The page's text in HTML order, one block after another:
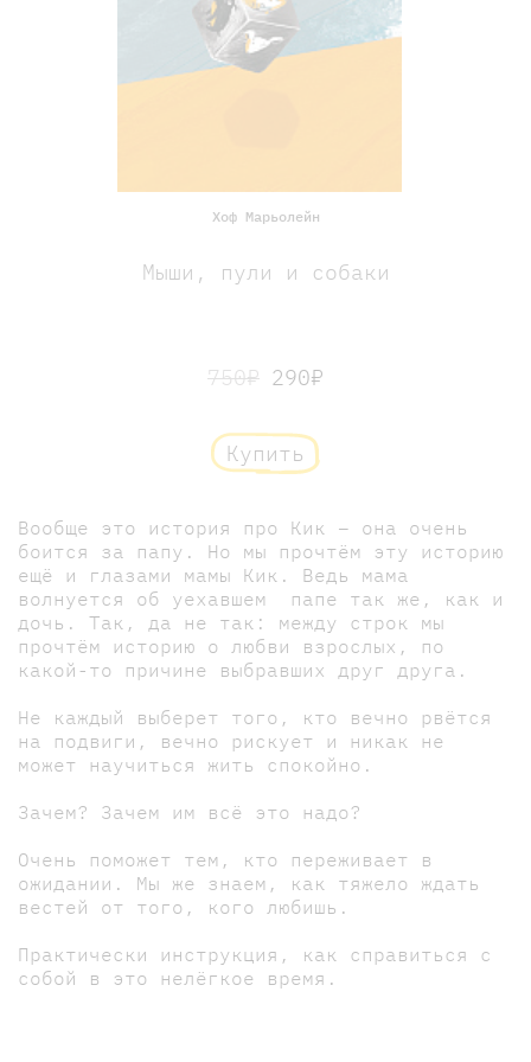
Хоф Марьолейн
Мыши, пули и собаки
750₽ 290₽
Купить
Вообще это история про Кик – она очень
боится за папу. Но мы прочтём эту историю
ещё и глазами мамы Кик. Ведь мама
волнуется об уехавшем папе так же, как и
дочь. Так, да не так: между строк мы
прочтём историю о любви взрослых, по
какой-то причине выбравших друг друга.
Не каждый выберет того, кто вечно рвётся
на подвиги, вечно рискует и никак не
может научиться жить спокойно.
Зачем? Зачем им всё это надо?
Очень поможет тем, кто переживает в
ожидании. Мы же знаем, как тяжело ждать
вестей от того, кого любишь.
Практически инструкция, как справиться с
собой в это нелёгкое время.